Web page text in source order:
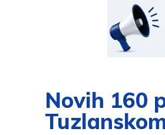
Novih 160